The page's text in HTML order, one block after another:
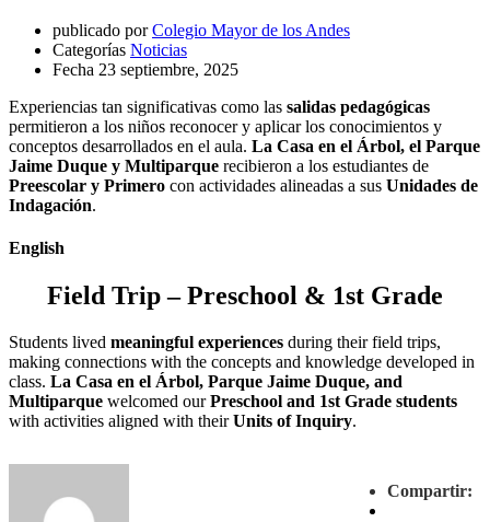
publicado por Colegio Mayor de los Andes
Categorías Noticias
Fecha 23 septiembre, 2025
Experiencias tan significativas como las salidas pedagógicas
permitieron a los niños reconocer y aplicar los conocimientos y
conceptos desarrollados en el aula. La Casa en el Árbol, el Parque
Jaime Duque y Multiparque recibieron a los estudiantes de
Preescolar y Primero con actividades alineadas a sus Unidades de
Indagación.
English
Field Trip – Preschool & 1st Grade
Students lived meaningful experiences during their field trips,
making connections with the concepts and knowledge developed in
class. La Casa en el Árbol, Parque Jaime Duque, and
Multiparque welcomed ourPreschool and 1st Grade students
with activities aligned with theirUnits of Inquiry.
Compartir: